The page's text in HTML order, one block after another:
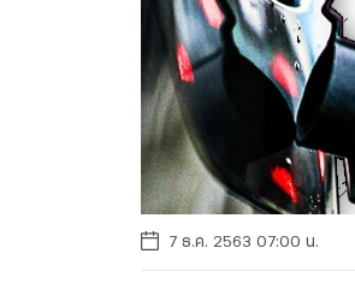
7 ธ.ค. 2563 07:00 น.